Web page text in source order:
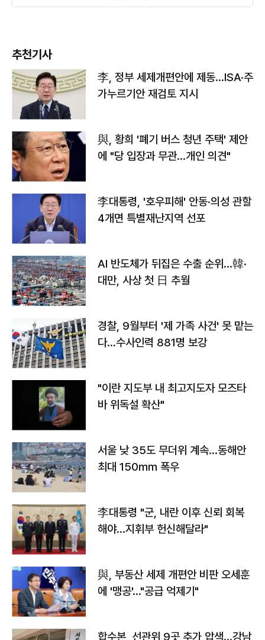
추천기사
李, 정부 세제개편안에 제동…ISA·주
가누르기안 재검토 지시
與, 황희 '폐기 버스 청년 주택' 제안
에 "당 입장과 무관…개인 의견"
李대통령, '호우피해' 안동·의성 관할
4개면 특별재난지역 선포
AI 반도체가 뒤집은 수출 순위…韓·
대만, 사상 첫 日 추월
경찰, 9월부터 '제 가족 사건' 못 맡는
다…수사인력 881명 보강
"이란 지도부 내 최고지도자 모즈타
바 위독설 확산"
서울 낮 35도 무더위 계속…동해안
최대 150㎜ 폭우
李대통령 "군, 내란 이후 신뢰 회복
해야…지휘부 헌신해달라"
與, 부동산 세제 개편안 비판 오세훈
에 '맹공'…"공급 억제기"
합수본, 선관위 9곳 추가 압색…강남